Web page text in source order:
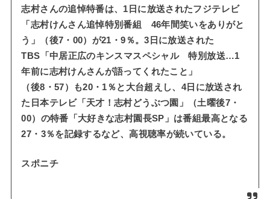
志村さんの追悼特番は、1日に放送されたフジテレビ
「志村けんさん追悼特別番組 46年間笑いをありがと
う」（後7・00）が21・9％。3日に放送された
TBS「中居正広のキンスマスペシャル 特別放送…1
年前に志村けんさんが語ってくれたこと」
（後8・57）も20・1％と大台超えし、4日に放送され
た日本テレビ「天才！志村どうぶつ園」（土曜後7・
00）の特番「大好きな志村園長SP」は番組最高となる
27・3％を記録するなど、高視聴率が続いている。
スポニチ